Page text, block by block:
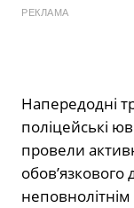
РЕКЛАМА
Напередодні
поліцейські
провели